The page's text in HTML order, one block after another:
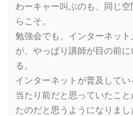
わーキャー叫ぶのも、同じ
らこそ。
勉強会でも、インターネッ
が、やっぱり講師が目の前
る。
インターネットが普及して
当たり前だと思っていたこ
たのだと思うようになりまし